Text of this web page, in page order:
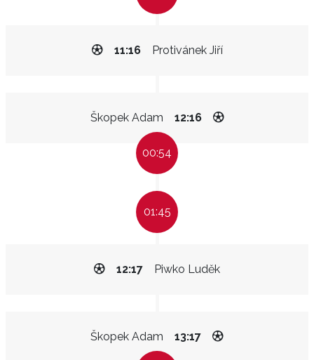
Protivánek Jiří
11:16
Škopek Adam 12:16
00:54
01:45
Piwko Luděk
12:17
Škopek Adam 13:17